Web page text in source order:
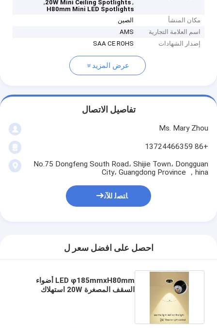
,
20W Mini Ceiling Spotlights
,
H80mm Mini LED Spotlights
مكان المنشأ
الصين
اسم العلامة التجارية
AMS
إصدار الشهادات
SAA CE ROHS
عرض المزيد
تفاصيل الاتصال
Ms. Mary Zhou
+86 13724466359
No.75 Dongfeng South Road، Shijie Town، Dongguan
City، Guangdong Province ，hina
ﺎﺘﺼﻟ ﺍﻶﻧ
احصل على افضل سعر ل
LED φ185mmxH80mm أضواء
السقف المصغرة 20W استهلاك